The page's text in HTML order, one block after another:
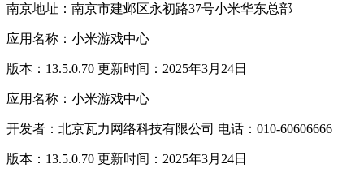
南京地址：南京市建邺区永初路37号小米华东总部
应用名称：小米游戏中心
版本：13.5.0.70 更新时间：2025年3月24日
应用名称：小米游戏中心
开发者：北京瓦力网络科技有限公司 电话：010-60606666
版本：13.5.0.70 更新时间：2025年3月24日